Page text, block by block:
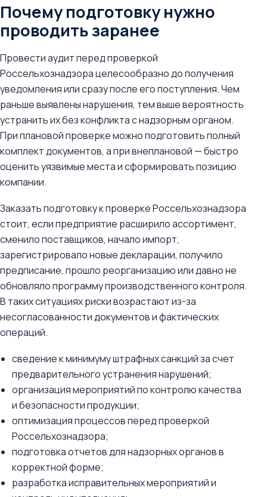
Почему подготовку нужно
проводить заранее
Провести аудит перед проверкой
Россельхознадзора целесообразно до получения
уведомления или сразу после его поступления. Чем
раньше выявлены нарушения, тем выше вероятность
устранить их без конфликта с надзорным органом.
При плановой проверке можно подготовить полный
комплект документов, а при внеплановой — быстро
оценить уязвимые места и сформировать позицию
компании.
Заказать подготовку к проверке Россельхознадзора
стоит, если предприятие расширило ассортимент,
сменило поставщиков, начало импорт,
зарегистрировало новые декларации, получило
предписание, прошло реорганизацию или давно не
обновляло программу производственного контроля.
В таких ситуациях риски возрастают из-за
несогласованности документов и фактических
операций.
сведение к минимуму штрафных санкций за счет
предварительного устранения нарушений;
организация мероприятий по контролю качества
и безопасности продукции;
оптимизация процессов перед проверкой
Россельхознадзора;
подготовка отчетов для надзорных органов в
корректной форме;
разработка исправительных мероприятий и